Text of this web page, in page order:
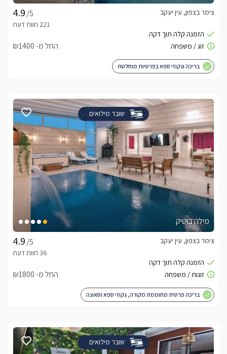
/5
צימר בצפון, עין יעקב
החל מ- ₪1400
בריכה וגקוזי ספא בפרטיות מוחלטת
שובר מילואים
מילה בוטיק
/5
צימר בצפון, עין יעקב
החל מ- ₪1800
בריכה פרטית מחוממת מקורה, גקוזי ספא וסאונה
שובר מילואים